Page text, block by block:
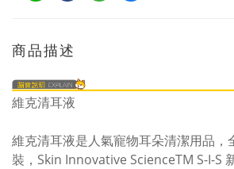
商品描述
維克清耳液
維克清耳液是人氣寵物耳朵清潔用品，
裝，Skin Innovative ScienceTM S-I-S